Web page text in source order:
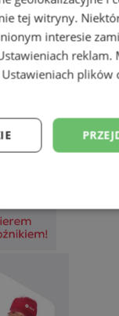
w
tej witryny.
interesie
reklam.
Ustawieniach plików